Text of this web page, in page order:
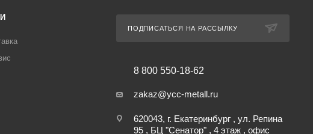
ПОДПИСАТЬСЯ НА РАССЫЛКУ
8 800 550-18-62
zakaz@ycc-metall.ru
620043, г. Екатеринбург , ул. Репина
95 , БЦ "Сенатор" , 4 этаж , офис